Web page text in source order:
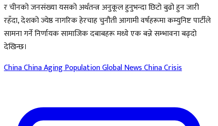
र चीनको जनसंख्या यसको अर्थतन्त्र अनुकूल हुनुभन्दा छिटो बुढो हुन जारी
रहँदा, देशको ज्येष्ठ नागरिक हेरचाह चुनौती आगामी वर्षहरूमा कम्युनिष्ट पार्टीले
सामना गर्ने निर्णायक सामाजिक दबाबहरू मध्ये एक बन्ने सम्भावना बढ्दो
देखिन्छ।
ChinaChina Aging PopulationGlobal NewsChina Crisis